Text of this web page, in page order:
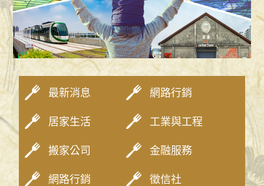
最新消息 網路行銷
居家生活 工業與工程
搬家公司 金融服務
網路行銷 徵信社